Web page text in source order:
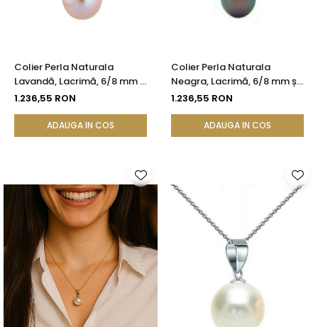
Colier Perla Naturala
Lavandă, Lacrimă, 6/8 mm și
Aur Alb 14K (aur 585) |
1.236,55 RON
ADAUGA IN COS
Colier Perla Naturala
Neagra, Lacrimă, 6/8 mm și
Aur Alb 14K (aur 585) |
1.236,55 RON
ADAUGA IN COS